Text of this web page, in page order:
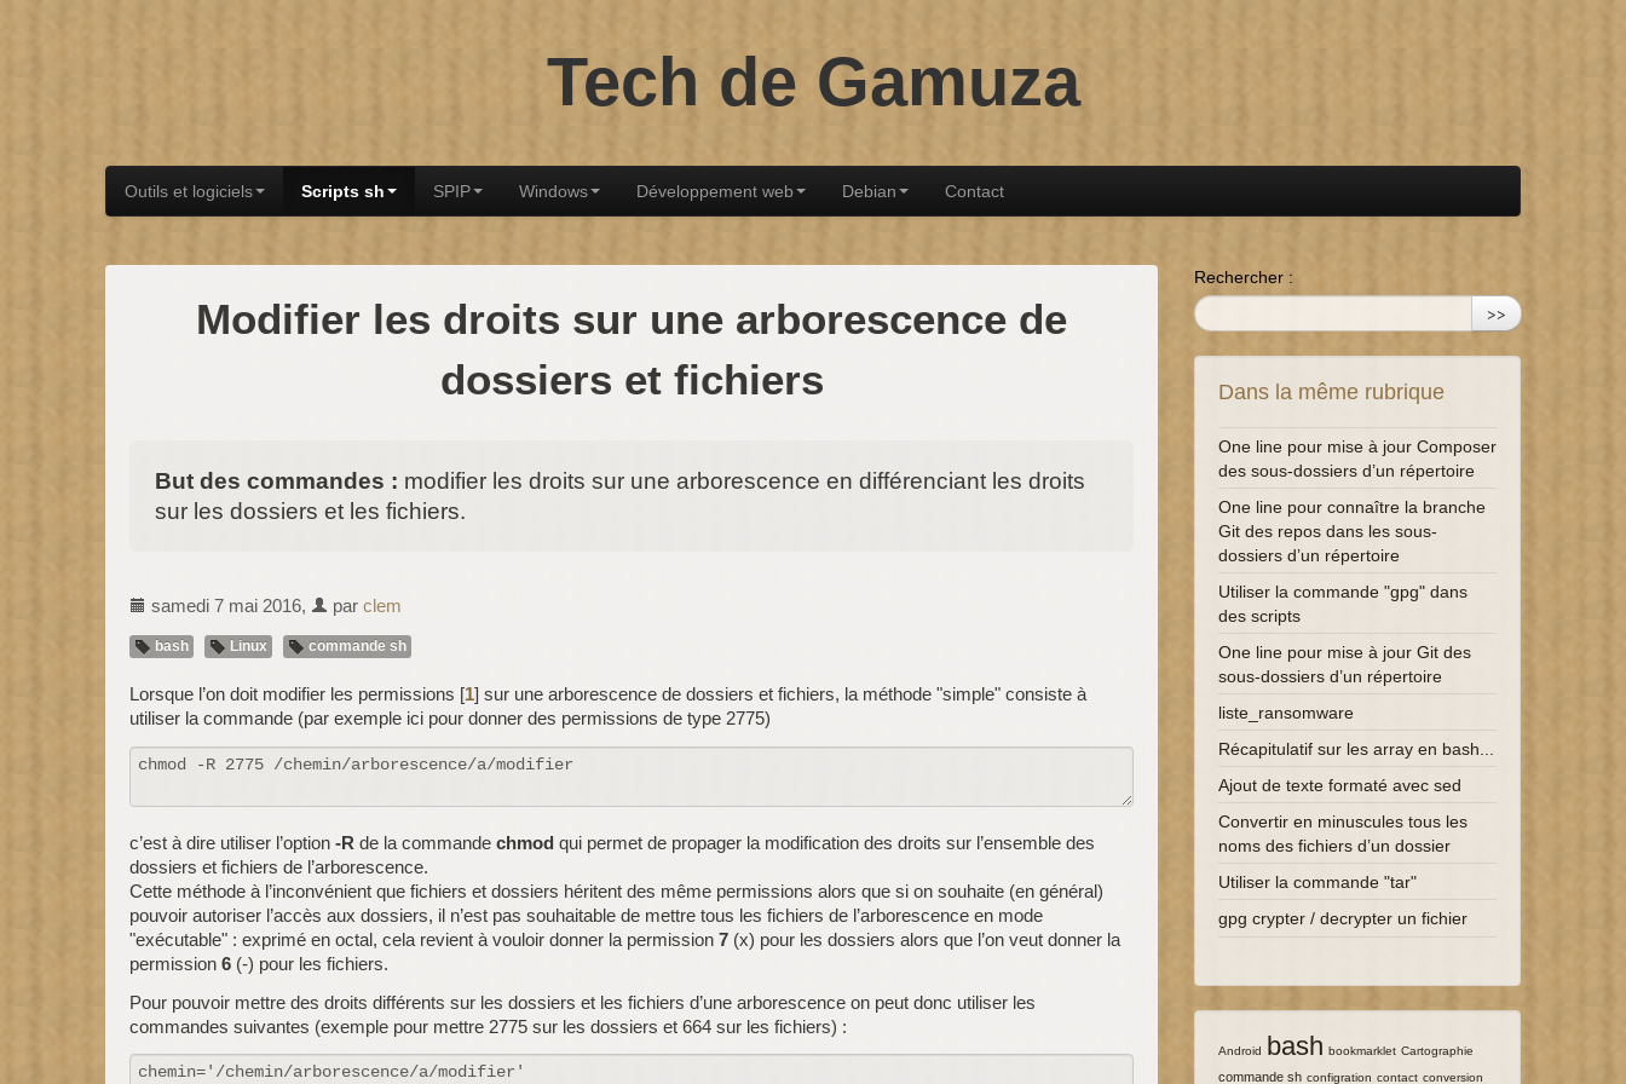
Tech de Gamuza
Outils et logiciels Scripts sh SPIP Windows Développement web Debian Contact
Modifier les droits sur une arborescence de
dossiers et fichiers
But des commandes : modifier les droits sur une arborescence en différenciant les droits
sur les dossiers et les fichiers.
samedi 7 mai 2016, par clem
bash Linux commande sh
Lorsque l’on doit modifier les permissions [1] sur une arborescence de dossiers et fichiers, la méthode "simple" consiste à
utiliser la commande (par exemple ici pour donner des permissions de type 2775)
c’est à dire utiliser l’option -R de la commande chmod qui permet de propager la modification des droits sur l’ensemble des
dossiers et fichiers de l’arborescence.
Cette méthode à l’inconvénient que fichiers et dossiers héritent des même permissions alors que si on souhaite (en général)
pouvoir autoriser l’accès aux dossiers, il n’est pas souhaitable de mettre tous les fichiers de l’arborescence en mode
"exécutable" : exprimé en octal, cela revient à vouloir donner la permission 7 (x) pour les dossiers alors que l’on veut donner la
permission 6 (-) pour les fichiers.
Pour pouvoir mettre des droits différents sur les dossiers et les fichiers d’une arborescence on peut donc utiliser les
commandes suivantes (exemple pour mettre 2775 sur les dossiers et 664 sur les fichiers) :
Rechercher :
>>
Dans la même rubrique
One line pour mise à jour Composer
des sous-dossiers d’un répertoire
One line pour connaître la branche
Git des repos dans les sous-
dossiers d’un répertoire
Utiliser la commande "gpg" dans
des scripts
One line pour mise à jour Git des
sous-dossiers d’un répertoire
liste_ransomware
Récapitulatif sur les array en bash...
Ajout de texte formaté avec sed
Convertir en minuscules tous les
noms des fichiers d’un dossier
Utiliser la commande "tar"
gpg crypter / decrypter un fichier
6/137
Android
137/137bash
14/137 bookmarklet
5/137 Cartographie
33/137
commande sh
13/137 configration
7/137 contact
7/137 conversion
7/137